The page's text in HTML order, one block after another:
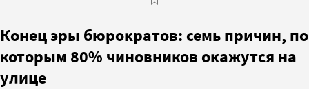
Конец эры бюрократов: семь причин, по
которым 80% чиновников окажутся на
улице